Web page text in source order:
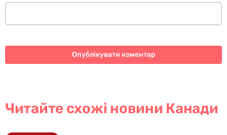
Читайте схожі новини Канади